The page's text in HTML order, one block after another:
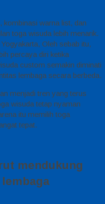
kombinasi warna list, dan
toga wisuda lebih menarik.
Oleh sebab itu,
percaya diri ketika
custom semakin diminati
lembaga secara berbeda.
menjadi tren yang terus
wisuda tetap nyaman
itu memilih toga
tepat.
mendukung